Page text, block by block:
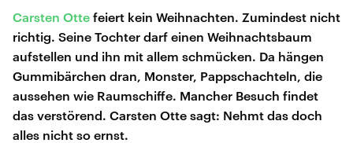
Carsten Otte feiert kein Weihnachten. Zumindest nicht
richtig. Seine Tochter darf einen Weihnachtsbaum
aufstellen und ihn mit allem schmücken. Da hängen
Gummibärchen dran, Monster, Pappschachteln, die
aussehen wie Raumschiffe. Mancher Besuch findet
das verstörend. Carsten Otte sagt: Nehmt das doch
alles nicht so ernst.